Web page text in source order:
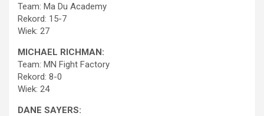
Team: Ma Du Academy
Rekord: 15-7
Wiek: 27
MICHAEL RICHMAN:
Team: MN Fight Factory
Rekord: 8-0
Wiek: 24
DANE SAYERS: